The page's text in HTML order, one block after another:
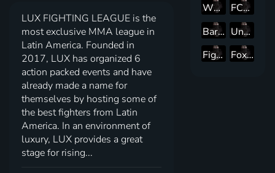
LUX FIGHTING LEAGUE is the
most exclusive MMA league in
Latin America. Founded in
2017, LUX has organized 6
action packed events and have
already made a name for
themselves by hosting some of
the best fighters from Latin
America. In an environment of
luxury, LUX provides a great
stage for rising...
WGP Kickboxing Brazil, Ep. 26
FCR MMA 21, 07.09.2024
Bare Knuckle Boxing (BKB) 35, London, UK 27.01.2024
Underground Boxing Night, Pt 3, Poland 2023
Fightbox King Of Kings World Series, Riga, Latvia 19.10.2024
Fox Sports Africa Boxing, South Africa, 28.07.2022